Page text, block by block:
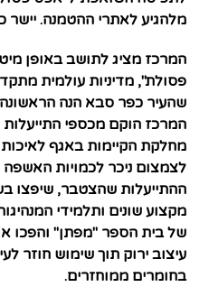
מלהגיע לאתרי ההטמנה.יישר
המרכז מציג לתושב באופן
פסולת", מדיניות עולמית
שהעיר כפר סבא הנה
המרכז הוקם מכספי התייעלות
מחלקת הקיימות באגף
לצמצום ניכר לכמויות
ההתייעלות שהצטבר, שיפצו
מקצוע שונים ותלמידי
של בית הספר "מפתן" והפכו
עיצוב ירוק תוך שימוש חוזר
בחומרים ממוחזרים.